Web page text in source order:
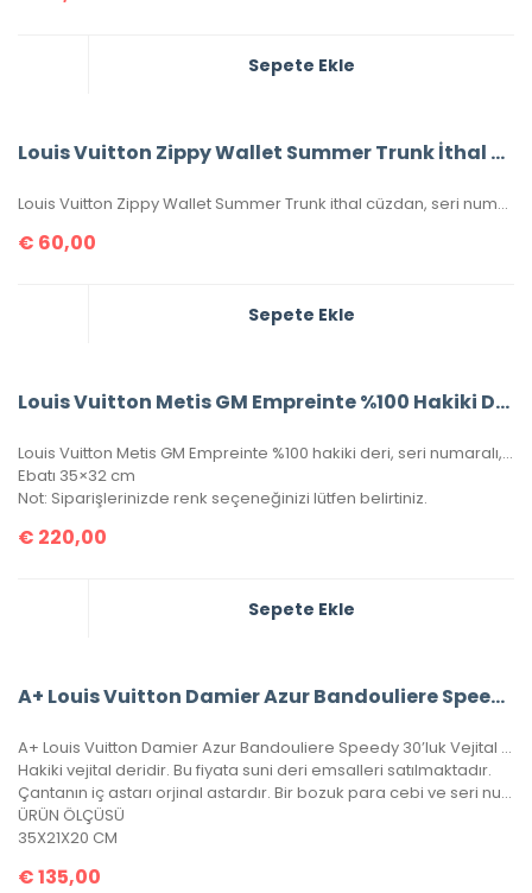
Sepete Ekle
Louis Vuitton Zippy Wallet Summer Trunk İthal Cüzdan
Louis Vuitton Zippy Wallet Summer Trunk ithal cüzdan, seri numaralı, kutulu, toz torbalı, sertifikalı, ebatı 20x11cm.
€ 60,00
Sepete Ekle
Louis Vuitton Metis GM Empreinte %100 Hakiki Deri
Louis Vuitton Metis GM Empreinte %100 hakiki deri, seri numaralı, kutulu, toz torbalo, sertifikalı.
Ebatı 35×32 cm
Not: Siparişlerinizde renk seçeneğinizi lütfen belirtiniz.
€ 220,00
Sepete Ekle
A+ Louis Vuitton Damier Azur Bandouliere Speedy 35’Lik Vejital Deri
A+ Louis Vuitton Damier Azur Bandouliere Speedy 30’luk Vejital Deri
Hakiki vejital deridir. Bu fiyata suni deri emsalleri satılmaktadır.
Çantanın iç astarı orjinal astardır. Bir bozuk para cebi ve seri numarası mevcuttur.
ÜRÜN ÖLÇÜSÜ
35X21X20 CM
€135,00